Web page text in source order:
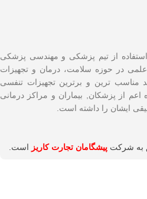
از تیم پزشکی و مهندسی پزشکی
در حوزه سلامت، درمان و تجهیزات
ترین و برترین تجهیزات تنفسی
از پزشکان, بیماران و مراکز درمانی
ایشان را داشته است.
به شرکت پیشگامان تجارت کاریز است.